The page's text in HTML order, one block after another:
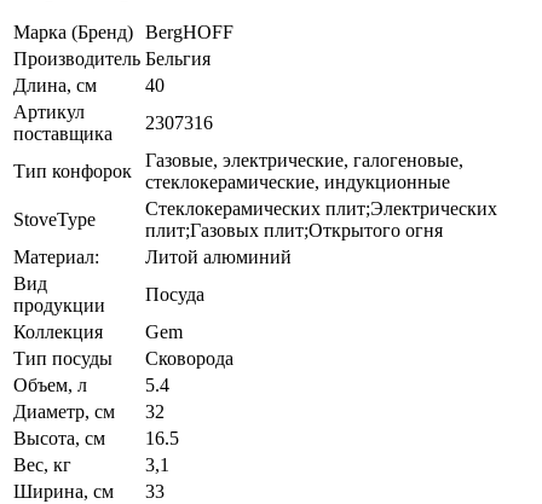
Марка (Бренд) BergHOFF
Производитель Бельгия
Длина, см
40
Артикул
поставщика
2307316
Тип конфорок
Газовые, электрические, галогеновые,
стеклокерамические, индукционные
StoveType
Стеклокерамических плит;Электрических
плит;Газовых плит;Открытого огня
Материал:
Литой алюминий
Вид
продукции
Посуда
Коллекция
Gem
Тип посуды
Сковорода
Объем, л
5.4
Диаметр, см
32
Высота, см
16.5
Вес, кг
3,1
Ширина, см
33